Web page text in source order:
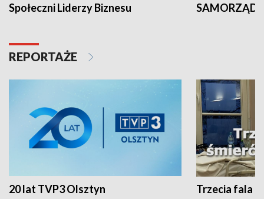
Społeczni Liderzy Biznesu SAMORZĄD
REPORTAŻE
20 lat TVP3 Olsztyn Trzecia fala -